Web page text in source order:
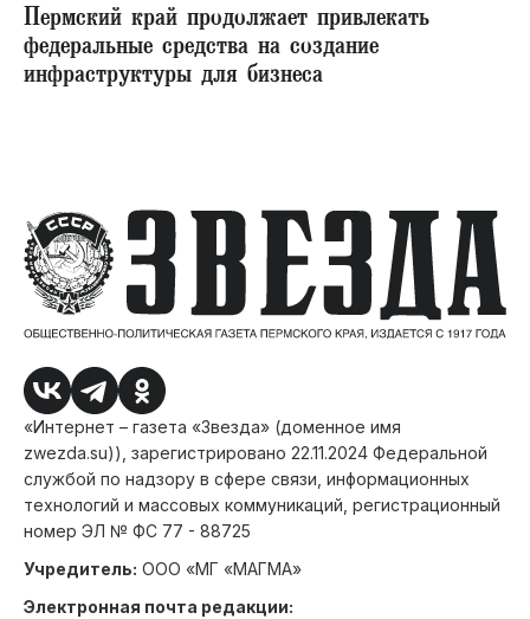
Пермский край продолжает привлекать
федеральные средства на создание
инфраструктуры для бизнеса
«Интернет – газета «Звезда» (доменное имя
zwezda.su)), зарегистрировано 22.11.2024 Федеральной
службой по надзору в сфере связи, информационных
технологий и массовых коммуникаций, регистрационный
номер ЭЛ № ФС 77 - 88725
Учредитель: ООО «МГ «МАГМА»
Электронная почта редакции: